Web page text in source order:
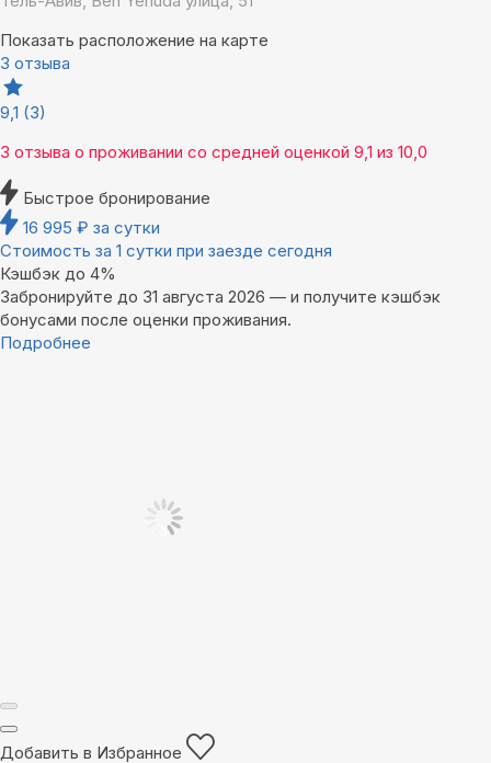
Показать расположение на карте
3 отзыва
9,1 (3)
3 отзыва о проживании со средней оценкой 9,1 из 10,0
Быстрое бронирование
16 995 ₽ за сутки
Стоимость за 1 сутки при заезде сегодня
Кэшбэк до 4%
Забронируйте до 31 августа 2026 — и получите кэшбэк
бонусами после оценки проживания.
Подробнее
Добавить в Избранное